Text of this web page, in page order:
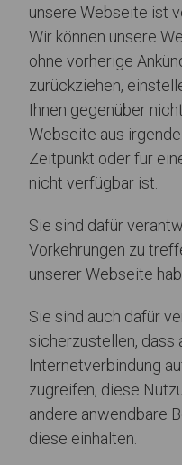
unsere Webseite ist
Wir können unsere
ohne vorherige
zurückziehen,
Ihnen gegenüber
Webseite aus
Zeitpunkt oder für
nicht verfügbar ist.
Sie sind dafür
Vorkehrungen zu
unserer Webseite
Sie sind auch dafür
sicherzustellen, dass
Internetverbindung
zugreifen, diese
andere anwendbare
diese einhalten.